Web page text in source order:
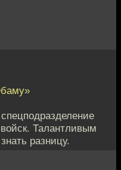
Талантливым
разницу.